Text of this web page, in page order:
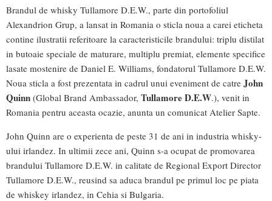
Brandul de whisky Tullamore D.E.W., parte din portofoliul
Alexandrion Grup, a lansat in Romania o sticla noua a carei eticheta
contine ilustratii referitoare la caracteristicile brandului: triplu distilat
in butoaie speciale de maturare, multiplu premiat, elemente specifice
lasate mostenire de Daniel E. Williams, fondatorul Tullamore D.E.W.
Noua sticla a fost prezentata in cadrul unui eveniment de catre John
Quinn (Global Brand Ambassador, Tullamore D.E.W.), venit in
Romania pentru aceasta ocazie, anunta un comunicat Atelier Sapte.
John Quinn are o experienta de peste 31 de ani in industria whisky-
ului irlandez. In ultimii zece ani, Quinn s-a ocupat de promovarea
brandului Tullamore D.E.W. in calitate de Regional Export Director
Tullamore D.E.W., reusind sa aduca brandul pe primul loc pe piata
de whiskey irlandez, in Cehia si Bulgaria.